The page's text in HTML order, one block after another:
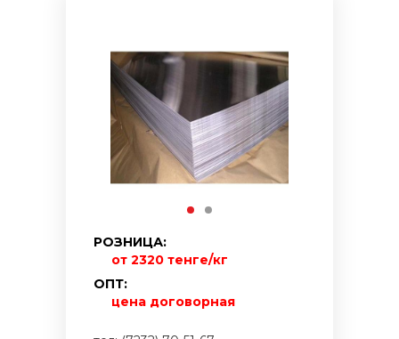
РОЗНИЦА:
от 2320 тенге/кг
ОПТ:
цена договорная